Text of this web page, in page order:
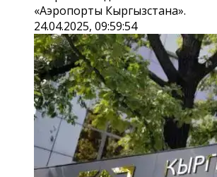
«‎Аэропорты Кыргызстана»‎.
24.04.2025, 09:59:54